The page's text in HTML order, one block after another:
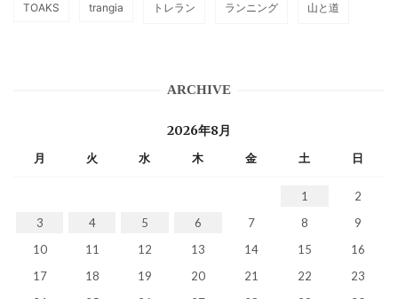
TOAKS trangia トレラン ランニング 山と道
ARCHIVE
2026年8月
月 火 水 木 金 土 日
1
2
3
4 5 6 7 8
9
10
11 12 13 14 15
16
17
18 19 20 21 22
23